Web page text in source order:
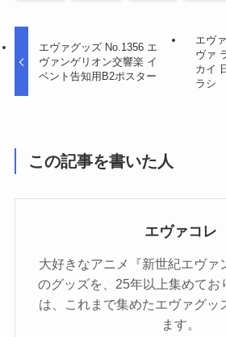
エヴァグッズ No.1356 エ
ヴァンゲリオン交響楽 イ
ベント告知用B2ポスター
エヴ
ヴァ
カイ
ラシ
この記事を書いた人
エヴァコレ
大好きなアニメ『新世紀エヴァ
のグッズを、25年以上集めてお
は、これまで集めたエヴァグッ
ます。